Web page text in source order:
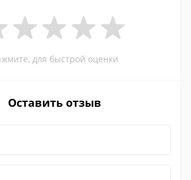
для быстрой оценки
Оставить отзыв